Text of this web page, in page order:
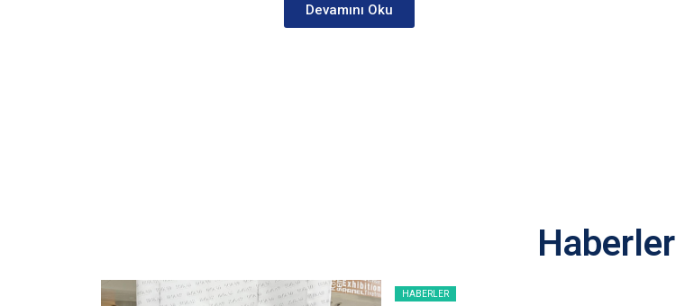
Devamını Oku
Haberler
HABERLER